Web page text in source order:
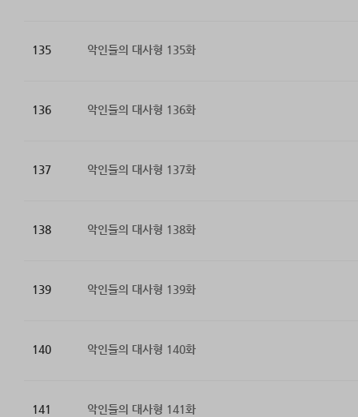
135 악인들의 대사형 135화
136 악인들의 대사형 136화
137 악인들의 대사형 137화
138 악인들의 대사형 138화
139 악인들의 대사형 139화
140 악인들의 대사형 140화
141 악인들의 대사형 141화